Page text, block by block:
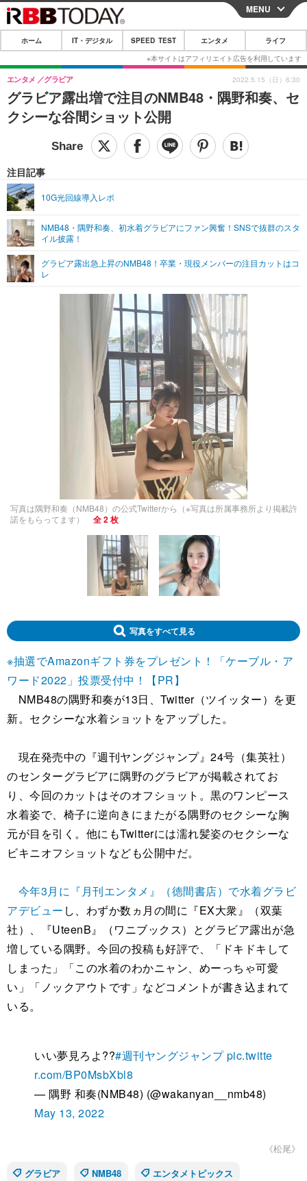
CLOSE
ホーム
IT・デジタル
IT・デジタルTOP スマートフォン
ショッピング その他
SPEED TEST
エンタメTOP 映画・ドラマ
グラビア
ショッピング その他
ライフTOP
その他
リリース一覧
プッシュ通知の停止方法
MENU
ホーム IT・デジタル SPEED TEST エンタメ ライフ
グラビア露出増で注目のNMB48・隅野和奏、セ
クシーな谷間ショット公開
エンタメ グラビア
注目記事
10G光回線導入レポ
NMB48・隅野和奏、初水着グラビアにファン興奮！SNSで抜群のスタ
イル披露！
グラビア露出急上昇のNMB48！卒業・現役メンバーの注目カットはコ
レ
2022.5.15（日）6:30
写真は隅野和奏（NMB48）の公式Twitterから（※写真は所属事務所より掲載許
諾をもらってます）
全 2 枚
写真をすべて見る
※抽選でAmazonギフト券をプレゼント！「ケーブル・ア
ワード2022」投票受付中！【PR】
NMB48の隅野和奏が13日、Twitter（ツイッター）を更
新。セクシーな水着ショットをアップした。
現在発売中の『週刊ヤングジャンプ』24号（集英社）
のセンターグラビアに隅野のグラビアが掲載されてお
り、今回のカットはそのオフショット。黒のワンピース
水着姿で、椅子に逆向きにまたがる隅野のセクシーな胸
元が目を引く。他にもTwitterには濡れ髪姿のセクシーな
ビキニオフショットなども公開中だ。
今年3月に『月刊エンタメ』（徳間書店）で水着グラビ
アデビュー し、わずか数ヵ月の間に『EX大衆』（双葉
社）、『UteenB』（ワニブックス）とグラビア露出が急
増している隅野。今回の投稿も好評で、「ドキドキして
しまった」「この水着のわかニャン、めーっちゃ可愛
い」「ノックアウトです」などコメントが書き込まれて
いる。
いい夢見ろよ??#週刊ヤングジャンプ pic.twitte
r.com/BP0MsbXbl8
— 隅野 和奏(NMB48) (@wakanyan__nmb48)
May 13, 2022
《松尾》
グラビア
NMB48 エンタメトピックス